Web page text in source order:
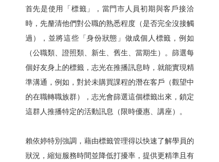
首先是使用「標籤」，當門市人員初期與客戶接洽
時，先釐清他們對公職的熟悉程度（是否完全沒接觸
過），並將這些「身份狀態」做成個人標籤，例如
（公職類、證照類、新生、舊生、當期生）。篩選每
個好友身上的標籤，志光在推播訊息時，就能實現精
準溝通，例如，對於未購買課程的潛在客戶（觀望中
的在職轉職族群），志光會篩選這個標籤出來，鎖定
這群人推播特定的活動訊息（限時優惠、講座）。
賴依婷特別強調，藉由標籤管理得以快速了解學員的
狀況，縮短服務時間並降低打擾率，提供更精準且有